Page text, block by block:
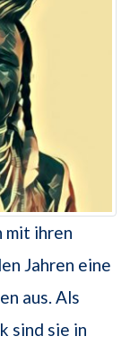
mit ihren
Jahren eine
aus. Als
sind sie in